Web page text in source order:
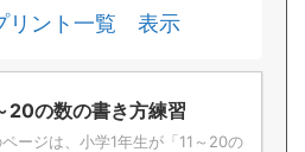
リント一覧 表示
20の数の書き方練習
ページは、小学1年生が「11～20の